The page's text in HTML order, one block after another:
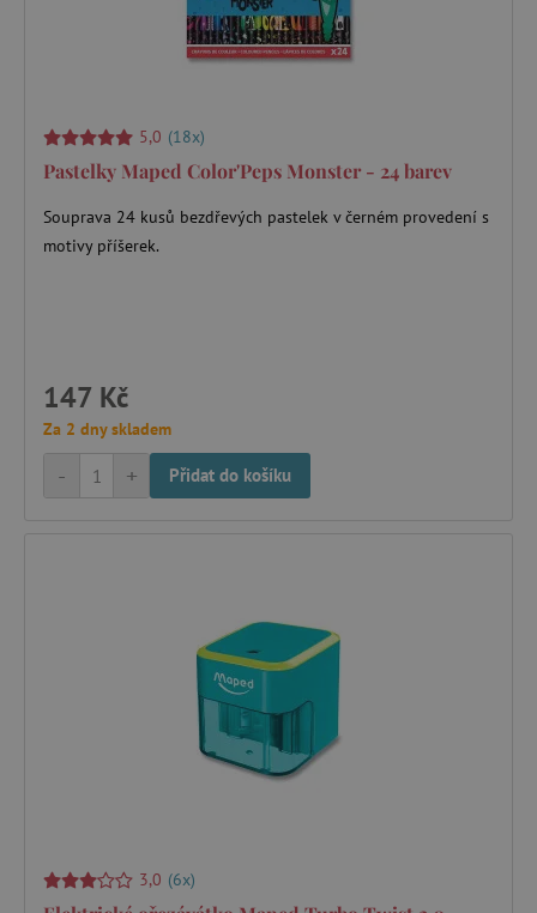
5,0 (18x)
Pastelky Maped Color'Peps Monster - 24 barev
Souprava 24 kusů bezdřevých pastelek v černém provedení s
motivy příšerek.
147 Kč
Za 2 dny skladem
+
- Přidat do košíku
3,0 (6x)